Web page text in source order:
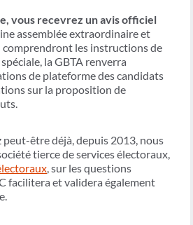
vous recevrez un avis officiel
assemblée extraordinaire et
comprendront les instructions de
la GBTA renverra
de plateforme des candidats
sur la proposition de
peut-être déjà, depuis 2013, nous
tierce de services électoraux,
, sur les questions
facilitera et validera également